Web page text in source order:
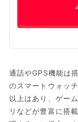
通話やGPS機能は
のスマートウォ
以上はあり、ゲー
リなどが豊富に搭